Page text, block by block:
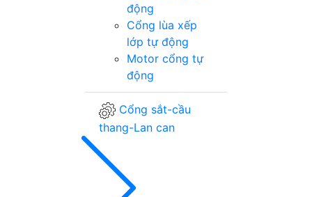
động
Cổng lùa xếp
lớp tự động
Motor cổng tự
động
Cổng sắt-cầu
thang-Lan can